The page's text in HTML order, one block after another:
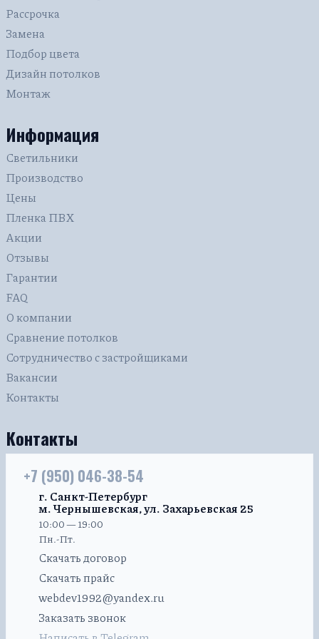
В санузел (туалет)
Для офиса
В ванную
Кривые линии
Зеркальные
Светопрозрачные
Одноуровневые
С трековыми светильниками
Синие
Рассрочка
Замена
Подбор цвета
Дизайн потолков
Монтаж
Информация
Светильники
Производство
Цены
Пленка ПВХ
Акции
Отзывы
Гарантии
FAQ
О компании
Сравнение потолков
Сотрудничество с застройщиками
Вакансии
Контакты
Контакты
+7 (950) 046-38-54
г. Санкт-Петербург
м. Чернышевская, ул. Захарьевская 25
10:00 — 19:00
Пн.-Пт.
Скачать договор
Скачать прайс
webdev1992@yandex.ru
Заказать звонок